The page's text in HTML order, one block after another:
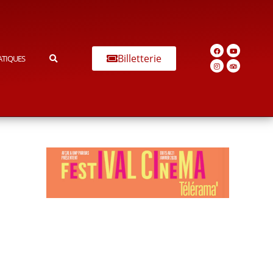
Billetterie